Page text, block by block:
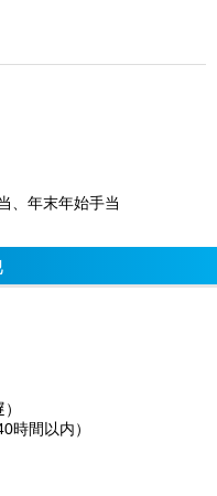
、年末年始手当
時間以内）